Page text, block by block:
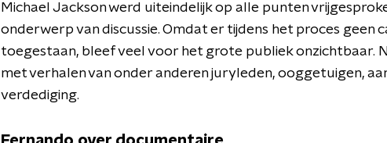
Michael Jackson werd uiteindelijk op alle punten
onderwerp van discussie. Omdat er tijdens het proces geen
toegestaan, bleef veel voor het grote publiek onzichtbaar.
met verhalen van onder anderen juryleden, ooggetuigen,
verdediging.